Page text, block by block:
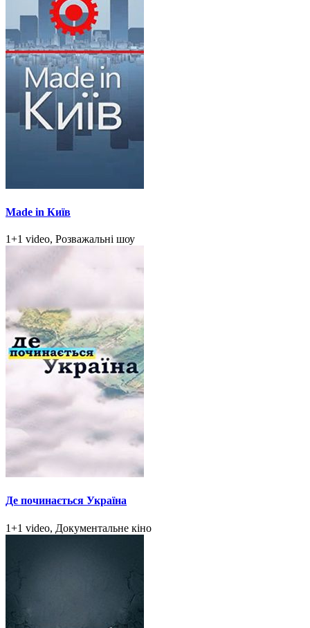
Made in Київ
1+1 video, Розважальні шоу
Де починається Україна
1+1 video, Документальне кіно